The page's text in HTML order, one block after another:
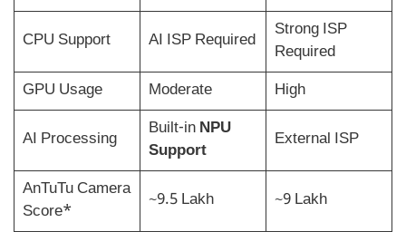
CPU Support AI ISP Required
Strong ISP
Required
GPU Usage
Moderate High
AI Processing
Built-in NPU
Support
External ISP
AnTuTu Camera
Score*
~9.5 Lakh ~9 Lakh